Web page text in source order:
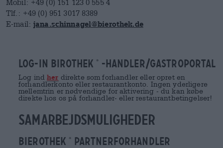
Mobil: +49 (0) 151 123 0 555 4
Tlf.: +49 (0) 951 3017 8389
E-mail:jana.schinnagel@bierothek.de
LOG-IN BIROTHEK ® -HANDLER/GASTROPORTAL
Log indher direkte som forhandler eller opret en
forhandlerkonto eller restaurantkonto. Ingen yderligere
mellemtrin er nødvendige for aktivering - du kan købe
direkte hos os på forhandler- eller restaurantbetingelser!
samarbejdsmuligheder
Bierothek ® partnerforhandler